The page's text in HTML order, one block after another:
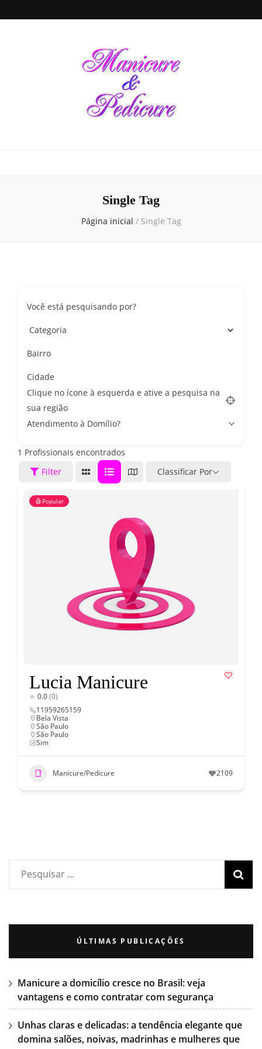
Single Tag
Página inicial / Single Tag
Você está pesquisando por?
Bairro
Cidade
Clique no ícone à esquerda e ative a pesquisa na
sua região
Atendimento à Domílio?
1 Profissionais encontrados
Filter
Classificar Por
Popular
Lucia Manicure
0.0(0)
11959265159
Bela Vista
São Paulo
São Paulo
Sim
Manicure/Pedicure 2109
ÚLTIMAS PUBLICAÇÕES
Manicure a domicílio cresce no Brasil: veja
vantagens e como contratar com segurança
Unhas claras e delicadas: a tendência elegante que
domina salões, noivas, madrinhas e mulheres que